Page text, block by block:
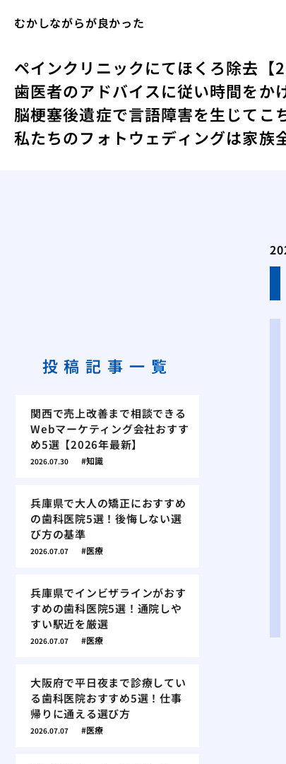
むかしながらが良かった
ペインクリニックにてほくろ除去
歯医者のアドバイスに従い時間をか
脳梗塞後遺症で言語障害を生じて こ
私たちのフォトウェディングは家族
投稿記事一覧
関西で売上改善まで相談できる
Webマーケティング会社おすす
め5選【2026年最新】
2026.07.30 知識
兵庫県で大人の矯正におすすめ
の歯科医院5選！後悔しない選
び方の基準
2026.07.07 医療
兵庫県でインビザラインがおす
すめの歯科医院5選！通院しや
すい駅近を厳選
2026.07.07 医療
大阪府で平日夜まで診療してい
る歯科医院おすすめ5選！仕事
帰りに通える選び方
2026.07.07 医療